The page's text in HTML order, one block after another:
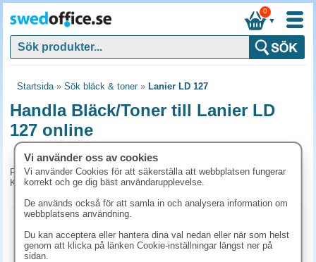
▼
0
Startsida» Sök bläck & toner» Lanier LD 127
Handla Bläck/Toner till Lanier LD
127 online
För tillfället har vi inga produkter kopplade till denna maskin.
Kontakta kundtjänst på tel. 08-24 50 55 för mer information.
Vitt papper Färgat papper Premiumpapper
Vi använder oss av cookies
Vi använder Cookies för att säkerställa att webbplatsen fungerar
korrekt och ge dig bäst användarupplevelse.
De används också för att samla in och analysera information om
webbplatsens användning.
Du kan acceptera eller hantera dina val nedan eller när som helst
genom att klicka på länken Cookie-inställningar längst ner på
sidan.